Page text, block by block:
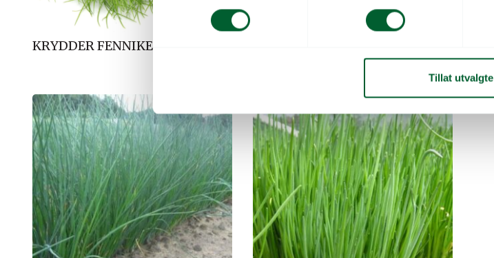
m
v
a
g
Tillat utvalgte
KRYDDER FENNIKEL (BLAD) UB.